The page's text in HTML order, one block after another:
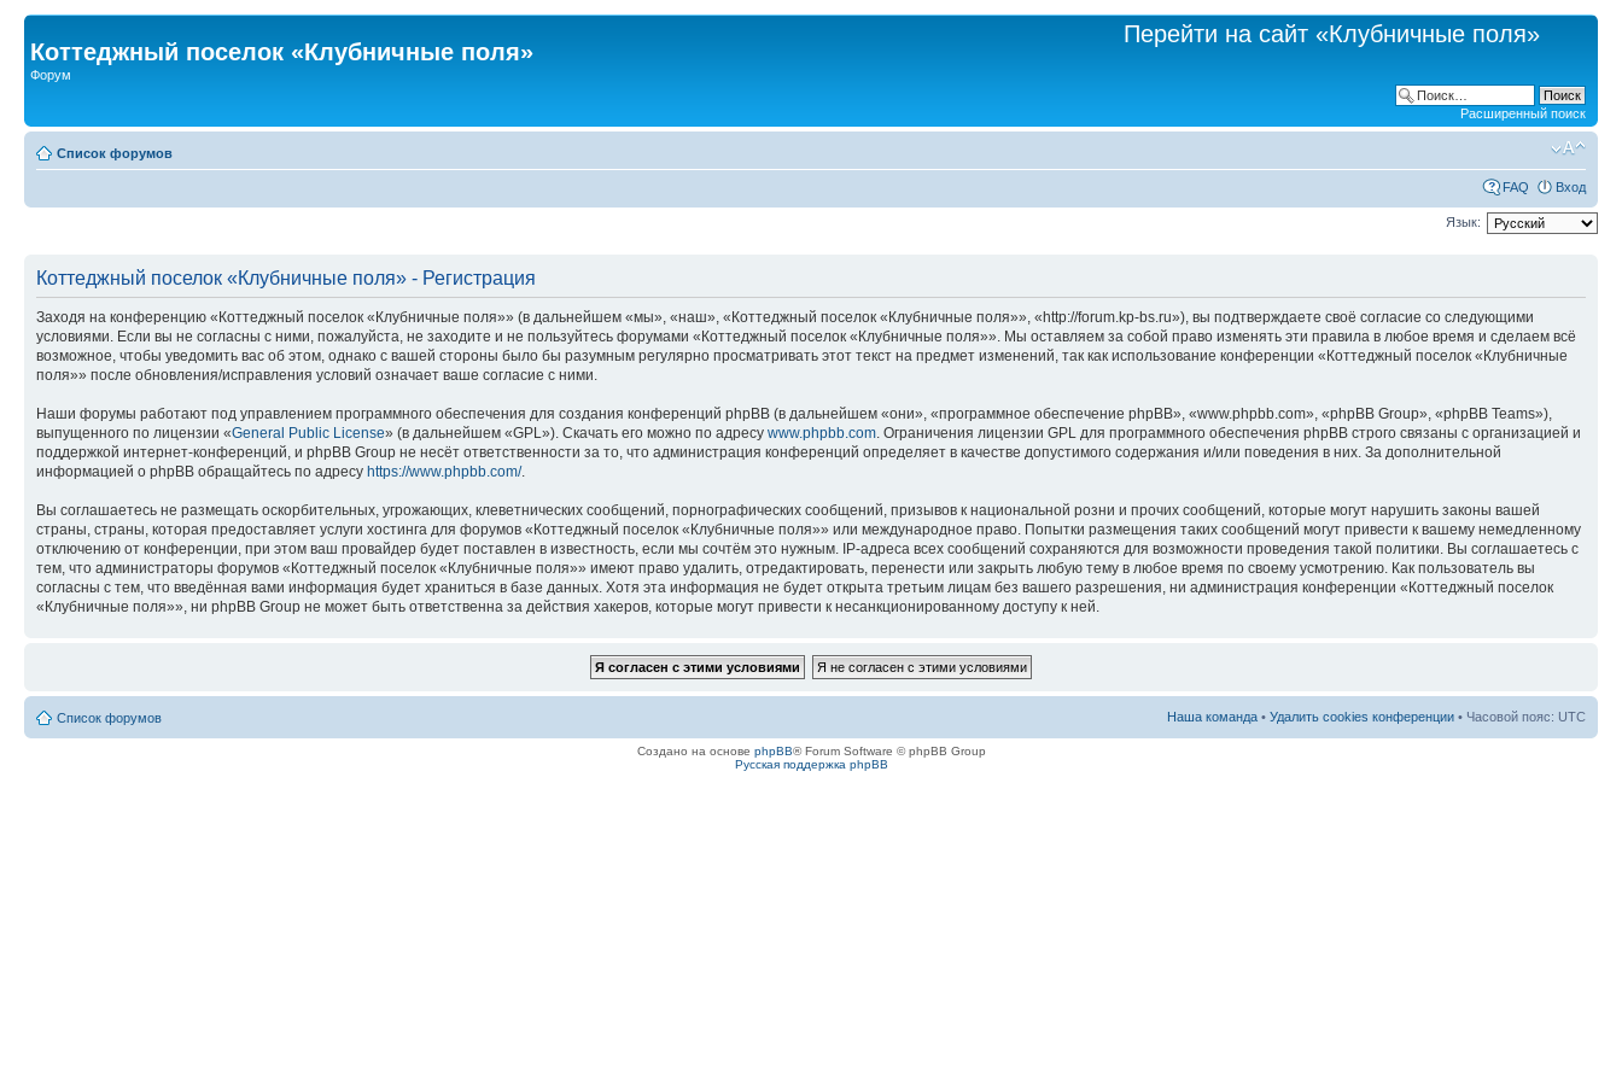
Коттеджный поселок «Клубничные поля»
Форум
Перейти на сайт «Клубничные поля»
Расширенный поиск
Список форумов
FAQ Вход
Язык:
Коттеджный поселок «Клубничные поля» - Регистрация
Заходя на конференцию «Коттеджный поселок «Клубничные поля»» (в дальнейшем «мы», «наш», «Коттеджный поселок «Клубничные поля»», «http://forum.kp-bs.ru»), вы подтверждаете своё согласие со следующими
условиями. Если вы не согласны с ними, пожалуйста, не заходите и не пользуйтесь форумами «Коттеджный поселок «Клубничные поля»». Мы оставляем за собой право изменять эти правила в любое время и сделаем всё
возможное, чтобы уведомить вас об этом, однако с вашей стороны было бы разумным регулярно просматривать этот текст на предмет изменений, так как использование конференции «Коттеджный поселок «Клубничные
поля»» после обновления/исправления условий означает ваше согласие с ними.
Наши форумы работают под управлением программного обеспечения для создания конференций phpBB (в дальнейшем «они», «программное обеспечение phpBB», «www.phpbb.com», «phpBB Group», «phpBB Teams»),
выпущенного по лицензии «General Public License» (в дальнейшем «GPL»). Скачать его можно по адресу www.phpbb.com . Ограничения лицензии GPL для программного обеспечения phpBB строго связаны с организацией и
поддержкой интернет-конференций, и phpBB Group не несёт ответственности за то, что администрация конференций определяет в качестве допустимого содержания и/или поведения в них. За дополнительной
информацией о phpBB обращайтесь по адресу https://www.phpbb.com/.
Вы соглашаетесь не размещать оскорбительных, угрожающих, клеветнических сообщений, порнографических сообщений, призывов к национальной розни и прочих сообщений, которые могут нарушить законы вашей
страны, страны, которая предоставляет услуги хостинга для форумов «Коттеджный поселок «Клубничные поля»» или международное право. Попытки размещения таких сообщений могут привести к вашему немедленному
отключению от конференции, при этом ваш провайдер будет поставлен в известность, если мы сочтём это нужным. IP-адреса всех сообщений сохраняются для возможности проведения такой политики. Вы соглашаетесь с
тем, что администраторы форумов «Коттеджный поселок «Клубничные поля»» имеют право удалить, отредактировать, перенести или закрыть любую тему в любое время по своему усмотрению. Как пользователь вы
согласны с тем, что введённая вами информация будет храниться в базе данных. Хотя эта информация не будет открыта третьим лицам без вашего разрешения, ни администрация конференции «Коттеджный поселок
«Клубничные поля»», ни phpBB Group не может быть ответственна за действия хакеров, которые могут привести к несанкционированному доступу к ней.
Список форумов Наша команда • Удалить cookies конференции • Часовой пояс: UTC
Создано на основе phpBB® Forum Software © phpBB Group
Русская поддержка phpBB